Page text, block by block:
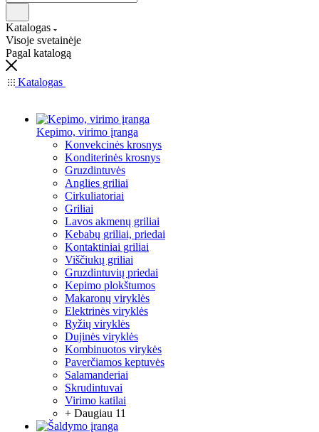
Katalogas
Visoje svetainėje
Pagal katalogą
Katalogas
Kepimo, virimo įranga
Konvekcinės krosnys
Konditerinės krosnys
Gruzdintuvės
Anglies griliai
Cirkuliatoriai
Griliai
Lavos akmenų griliai
Kebabų griliai, priedai
Kontaktiniai griliai
Viščiukų griliai
Gruzdintuvių priedai
Kepimo plokštumos
Makaronų viryklės
Elektrinės viryklės
Ryžių viryklės
Dujinės viryklės
Kombinuotos virykės
Paverčiamos keptuvės
Salamanderiai
Skrudintuvai
Virimo katilai
+ Daugiau 11